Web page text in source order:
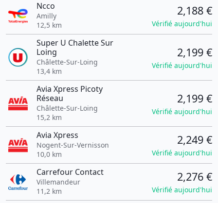
Ncco
Amilly
12,5 km
2,188 €
Vérifié aujourd'hui
Super U Chalette Sur
Loing
Châlette-Sur-Loing
13,4 km
2,199 €
Vérifié aujourd'hui
Avia Xpress Picoty
Réseau
Châlette-Sur-Loing
15,2 km
2,199 €
Vérifié aujourd'hui
Avia Xpress
Nogent-Sur-Vernisson
10,0 km
2,249 €
Vérifié aujourd'hui
Carrefour Contact
Villemandeur
11,2 km
2,276 €
Vérifié aujourd'hui